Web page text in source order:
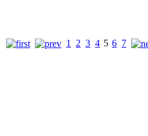
1 2 3 4 5 6 7